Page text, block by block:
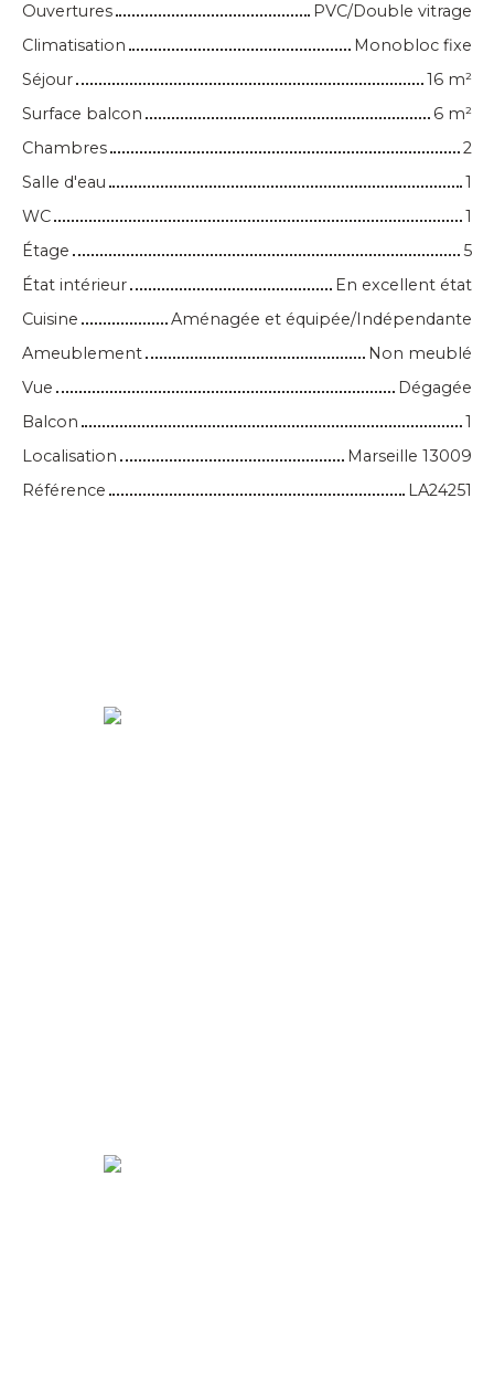
Ouvertures
PVC/Double vitrage
Climatisation
Monobloc fixe
Séjour
16 m²
Surface balcon
6 m²
Chambres
2
Salle d'eau
1
WC
1
Étage
5
État intérieur
En excellent état
Cuisine
Aménagée et équipée/Indépendante
Ameublement
Non meublé
Vue
Dégagée
Balcon
1
Localisation
Marseille 13009
Référence
LA24251